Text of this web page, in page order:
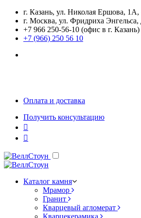
г. Казань, ул. Николая Ершова,
г. Москва, ул. Фридриха Энгельса,
+7 966 250-56-10 (офис в г. Казань)
+7 (966) 250 56 10
Оплата и доставка
Получить консультацию
Каталог камня
Мрамор
Гранит
Кварцевый агломерат
Кварцекерамика